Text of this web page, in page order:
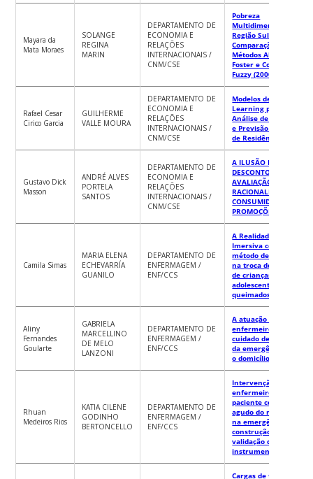
Mayara da
Mata Moraes
SOLANGE
REGINA
MARIN
DEPARTAMENTO DE
ECONOMIA E
RELAÇÕES
INTERNACIONAIS /
CNM/CSE
Pobreza
Multidimensional na
Região Sul do Brasil:
Comparação dos
Métodos Alkire-
Foster e Conjunto
Fuzzy (2000-2010)
Rafael Cesar
Cirico Garcia
GUILHERME
VALLE MOURA
DEPARTAMENTO DE
ECONOMIA E
RELAÇÕES
INTERNACIONAIS /
CNM/CSE
Modelos de Machine
Learning para
Análise de Regressão
e Previsão de Preço
de Residências
Gustavo Dick
Masson
ANDRÉ ALVES
PORTELA
SANTOS
DEPARTAMENTO DE
ECONOMIA E
RELAÇÕES
INTERNACIONAIS /
CNM/CSE
A ILUSÃO DO DUPLO-
DESCONTO: UMA
AVALIAÇÃO DA
RACIONALIDADE DOS
CONSUMIDORES EM
PROMOÇÕES
Camila Simas
MARIA ELENA
ECHEVARRÍA
GUANILO
DEPARTAMENTO DE
ENFERMAGEM /
ENF/CCS
A Realidade Virtual
Imersiva como
método de distração
na troca de curativos
de crianças e
adolescentes
queimados
Aliny
Fernandes
Goularte
GABRIELA
MARCELLINO
DE MELO
LANZONI
DEPARTAMENTO DE
ENFERMAGEM /
ENF/CCS
A atuação do
enfermeiro no
cuidado de transição
da emergência para
o domicílio
Rhuan
Medeiros Rios
KATIA CILENE
GODINHO
BERTONCELLO
DEPARTAMENTO DE
ENFERMAGEM /
ENF/CCS
Intervenção do
enfermeiro no
paciente com infarto
agudo do miocárdio
na emergência:
construção e
validação de um
instrumento
Cargas de trabalho